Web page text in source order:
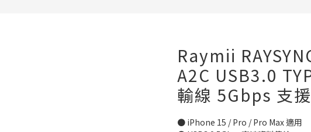
Raymii
A2C USB3.0
輸線 5Gbps 支
● iPhone 15 / Pro / Pro Max 適用